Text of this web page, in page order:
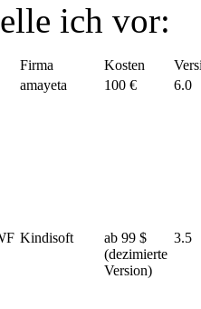
ich vor:
Firma Kosten
amayeta 100 € 6.0
Kindisoft
ab 99 $
(dezimierte
Version)
3.5